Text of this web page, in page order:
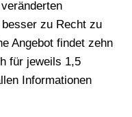
zu Recht zu
Angebot findet zehn
für jeweils 1,5
Informationen